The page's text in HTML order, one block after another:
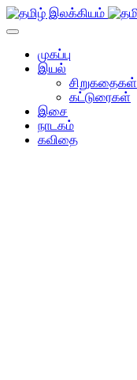
முகப்பு
இயல்
சிறுகதைகள்
கட்டுரைகள்
இசை
நாடகம்
கவிதை